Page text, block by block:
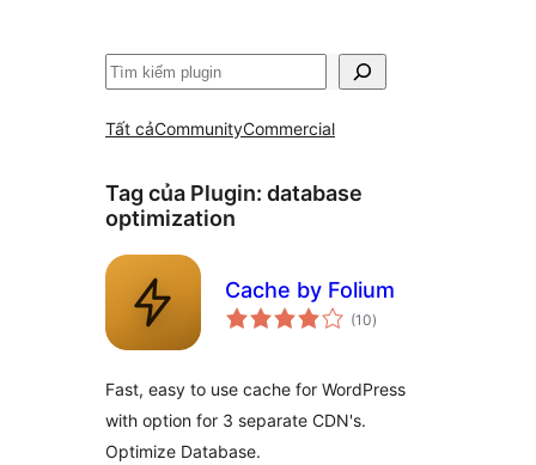
Tìm
Tất cảCommunityCommercial
Tag của Plugin: database
optimization
Cache by Folium
(10tổng
đánh
)
Fast, easy to use cache for WordPress
with option for 3 separate CDN's.
Optimize Database.